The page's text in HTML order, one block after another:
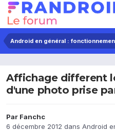
Android en général :
Affichage different
d'une photo prise
Par Fanchc
6 décembre 2012 dans Android